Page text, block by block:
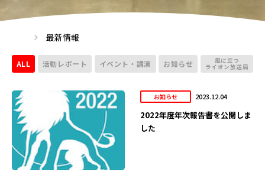
最新情報
ALL 活動レポート イベント・講演 お知らせ 風に立つ
ライオン放送局
お知らせ 2023.12.04
2022年度年次報告書を公開しま
した